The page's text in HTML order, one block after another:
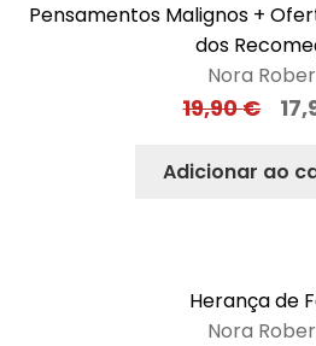
Pensamentos Malignos +
dos
Nora
19,90€
Adicionar ao
Herança de
Nora